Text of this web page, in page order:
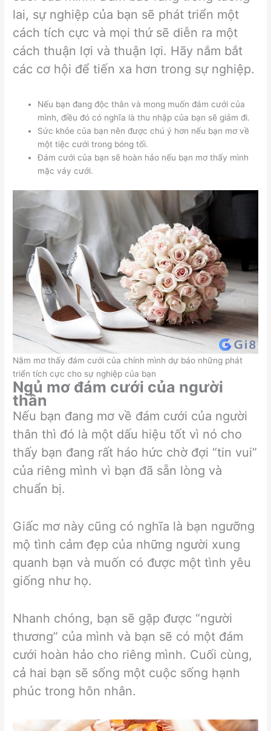
lai, sự nghiệp của bạn sẽ phát triển một
cách tích cực và mọi thứ sẽ diễn ra một
cách thuận lợi và thuận lợi. Hãy nắm bắt
các cơ hội để tiến xa hơn trong sự nghiệp.
Nếu bạn đang độc thân và mong muốn đám cưới của
mình, điều đó có nghĩa là thu nhập của bạn sẽ giảm đi.
Sức khỏe của bạn nên được chú ý hơn nếu bạn mơ về
một tiệc cưới trong bóng tối.
Đám cưới của bạn sẽ hoàn hảo nếu bạn mơ thấy mình
mặc váy cưới.
Nằm mơ thấy đám cưới của chính mình dự báo những phát
triển tích cực cho sự nghiệp của bạn
Ngủ mơ đám cưới của người
thân
Nếu bạn đang mơ về đám cưới của người
thân thì đó là một dấu hiệu tốt vì nó cho
thấy bạn đang rất háo hức chờ đợi “tin vui”
của riêng mình vì bạn đã sẵn lòng và
chuẩn bị.
Giấc mơ này cũng có nghĩa là bạn ngưỡng
mộ tình cảm đẹp của những người xung
quanh bạn và muốn có được một tình yêu
giống như họ.
Nhanh chóng, bạn sẽ gặp được “người
thương” của mình và bạn sẽ có một đám
cưới hoàn hảo cho riêng mình. Cuối cùng,
cả hai bạn sẽ sống một cuộc sống hạnh
phúc trong hôn nhân.